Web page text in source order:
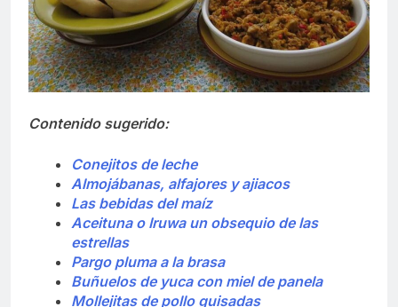
Contenido sugerido:
Conejitos de leche
Almojábanas, alfajores y ajiacos
Las bebidas del maíz
Aceituna o Iruwa un obsequio de las
estrellas
Pargo pluma a la brasa
Buñuelos de yuca con miel de panela
Mollejitas de pollo guisadas